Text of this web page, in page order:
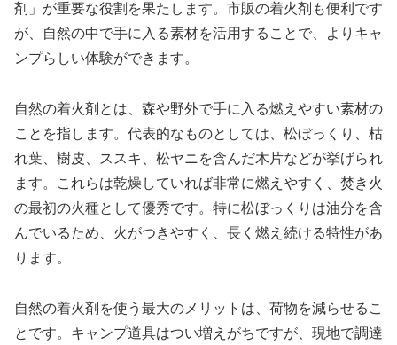
剤」が重要な役割を果たします。市販の着火剤も便利です
が、自然の中で手に入る素材を活用することで、よりキャ
ンプらしい体験ができます。
自然の着火剤とは、森や野外で手に入る燃えやすい素材の
ことを指します。代表的なものとしては、松ぼっくり、枯
れ葉、樹皮、ススキ、松ヤニを含んだ木片などが挙げられ
ます。これらは乾燥していれば非常に燃えやすく、焚き火
の最初の火種として優秀です。特に松ぼっくりは油分を含
んでいるため、火がつきやすく、長く燃え続ける特性があ
ります。
自然の着火剤を使う最大のメリットは、荷物を減らせるこ
とです。キャンプ道具はつい増えがちですが、現地で調達